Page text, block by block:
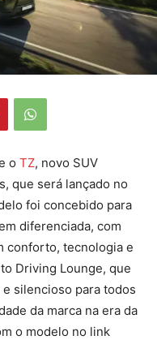
o TZ, novo SUV
que será lançado no
foi concebido para
diferenciada, com
conforto, tecnologia e
Driving Lounge, que
silencioso para todos
da marca na era da
o modelo no link